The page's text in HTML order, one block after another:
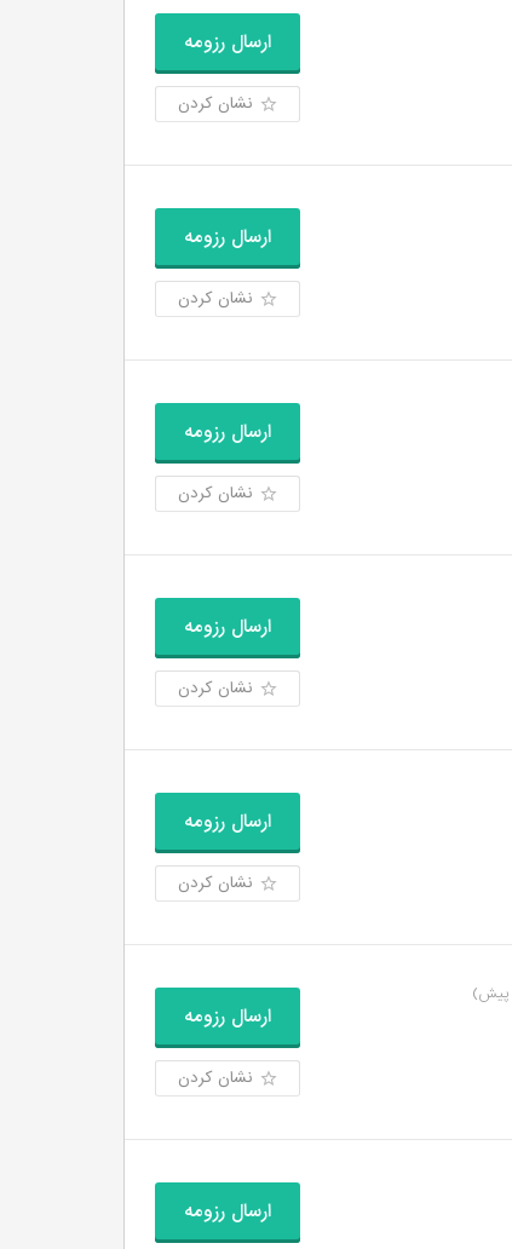
ارسال رزومه
نشان کردن
ارسال رزومه
نشان کردن
ارسال رزومه
نشان کردن
ارسال رزومه
نشان کردن
ارسال رزومه
نشان کردن
ارسال رزومه
نشان کردن
ارسال رزومه